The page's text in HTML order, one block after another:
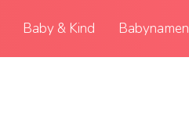
Baby & Kind Babynamen